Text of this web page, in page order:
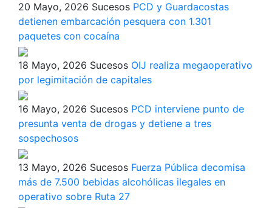
20 Mayo, 2026 Sucesos PCD y Guardacostas
detienen embarcación pesquera con 1.301
paquetes con cocaína
18 Mayo, 2026 Sucesos OIJ realiza megaoperativo
por legimitación de capitales
16 Mayo, 2026 Sucesos PCD interviene punto de
presunta venta de drogas y detiene a tres
sospechosos
13 Mayo, 2026 Sucesos Fuerza Pública decomisa
más de 7.500 bebidas alcohólicas ilegales en
operativo sobre Ruta 27